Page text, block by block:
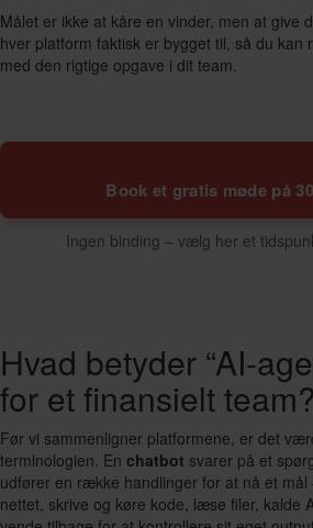
Målet er ikke at kåre en vinder, men at give
hver platform faktisk er bygget til, så du
med den rigtige opgave i dit team.
Book et gratis møde på
Ingen binding – vælg her et
Hvad betyder “AI-
for et finansielt team?
Før vi sammenligner platformene, er det
terminologien. En chatbot svarer på et
udfører en række handlinger for at nå et mål
nettet, skrive og køre kode, læse filer, kalde